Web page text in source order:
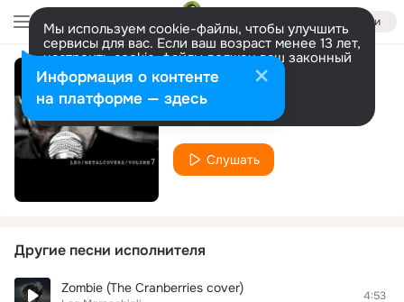
Войти
Мы используем cookie-файлы, чтобы улучшить
сервисы для вас. Если ваш возраст менее 13 лет,
настроить cookie-файлы должен ваш законный
представитель. Больше информации
Разрешить все Настроить
Fatty Boom Boom
Leo Moracchioli
Слушать
Другие песни исполнителя
Zombie (The Cranberries cover) 4:53
Информация о контенте
на платформе — здесь